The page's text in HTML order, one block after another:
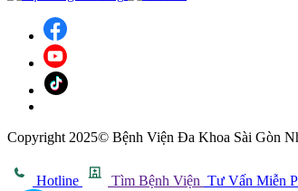
Copyright 2025© Bệnh Viện Đa Khoa Sài Gòn
Hotline Tìm Bệnh Viện Tư Vấn Miễn